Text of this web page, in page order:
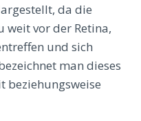
da die
weit vor der Retina,
und sich
man dieses
beziehungsweise